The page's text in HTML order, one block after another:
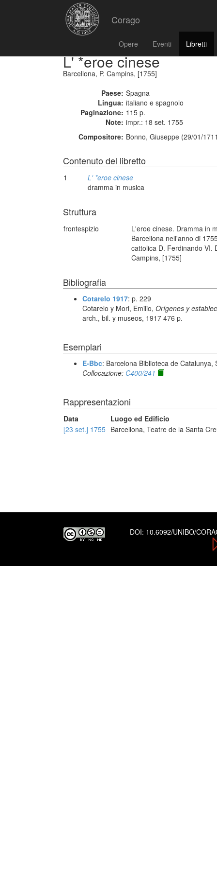
Corago
Opere Eventi Libretti
L' *eroe cinese
Barcellona, P. Campins, [1755]
Paese: Spagna
Lingua: italiano e spagnolo
Paginazione: 115 p.
Note: impr.: 18 set. 1755
Compositore: Bonno, Giuseppe (29/01/
Contenuto del libretto
1
L' *eroe cinese
dramma in musica
Struttura
frontespizio
L'eroe cinese. Dramma in
Barcellona nell'anno di
cattolica D. Ferdinando VI.
Campins, [1755]
Bibliografia
Cotarelo 1917: p. 229
Cotarelo y Mori, Emilio, Orígenes y
arch., bil. y museos, 1917 476 p.
Esemplari
E-Bbc: Barcelona Biblioteca de Catalunya,
Collocazione: C400/241
Rappresentazioni
Data
Luogo ed Edificio
[23 set.] 1755 Barcellona, Teatre de la Santa
DOI: 10.6092/UNIBO/